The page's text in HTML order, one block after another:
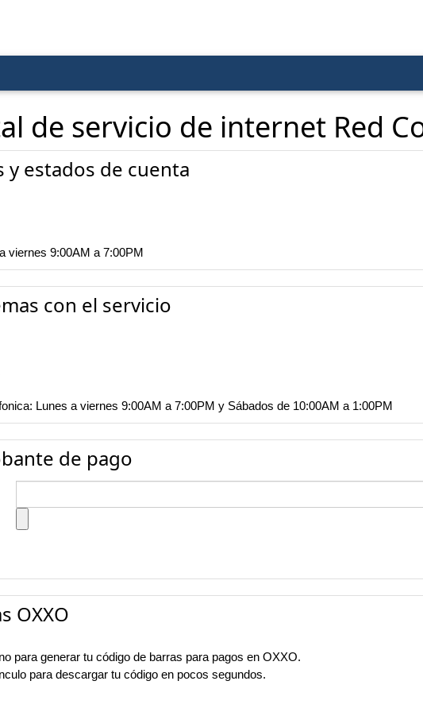
de servicio de internet Red
y estados de cuenta
viernes 9:00AM a 7:00PM
con el servicio
Lunes a viernes 9:00AM a 7:00PM y Sábados de 10:00AM a 1:00PM
de pago
OXXO
para generar tu código de barras para pagos en OXXO.
para descargar tu código en pocos segundos.